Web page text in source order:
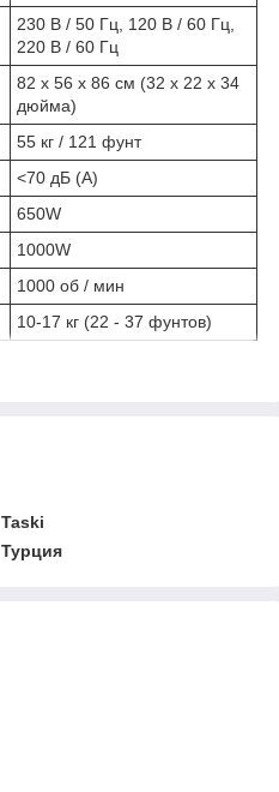
230 В / 50 Гц, 120 В / 60 Гц,
220 В / 60 Гц
82 x 56 x 86 см (32 x 22 x 34
дюйма)
55 кг / 121 фунт
<70 дБ (А)
650W
1000W
1000 об / мин
10-17 кг (22 - 37 фунтов)
Taski
Турция